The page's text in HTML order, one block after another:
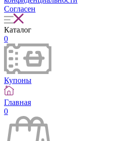
Согласен
Каталог
0
Купоны
Главная
0